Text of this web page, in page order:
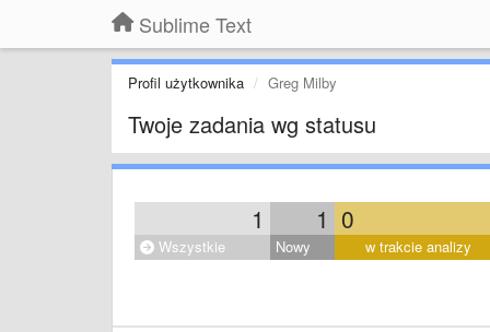
Sublime Text
Profil użytkownika Greg Milby
Twoje zadania wg statusu
1 1 0
Wszystkie Nowy w trakcie analizy